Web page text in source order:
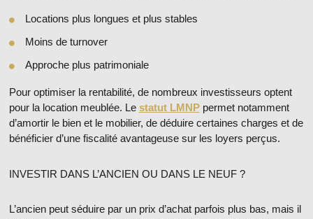
Locations plus longues et plus stables
Moins de turnover
Approche plus patrimoniale
Pour optimiser la rentabilité, de nombreux investisseurs optent
pour la location meublée. Le statut LMNPpermet notamment
d’amortir le bien et le mobilier, de déduire certaines charges et de
bénéficier d’une fiscalité avantageuse sur les loyers perçus.
INVESTIR DANS L’ANCIEN OU DANS LE NEUF ?
L’ancien peut séduire par un prix d’achat parfois plus bas, mais il